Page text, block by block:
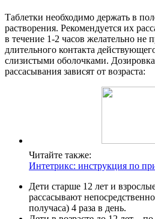
Таблетки необходимо держать в
растворения. Рекомендуется их
в течение 1-2 часов желательно не
длительного контакта
слизистыми оболочками.
рассасывания зависят от возраста:
Читайте также:
Интетрикс: инструкция по
Дети старше 12 лет и
рассасывают
получаса) 4 раза в день.